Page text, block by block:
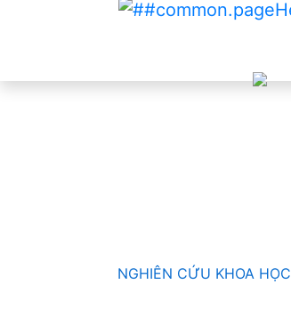
NGHIÊN CỨU KHOA HỌC